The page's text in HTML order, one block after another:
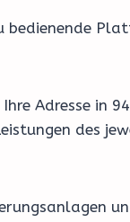
bedienende
Adresse in
des